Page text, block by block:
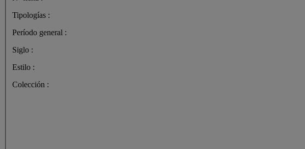
Tipologías :
Período general :
Siglo :
Estilo :
Colección :